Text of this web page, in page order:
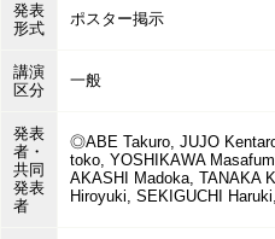
発表
形式
ポスター掲示
講演
区分
一般
発表
者・
共同
発表
者
◎ABE Takuro, JUJO
toko, YOSHIKAWA
AKASHI Madoka, TANAKA
Hiroyuki, SEKIGUCHI